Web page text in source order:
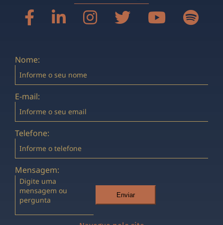
Nome:
E-mail:
Telefone:
Mensagem:
Enviar